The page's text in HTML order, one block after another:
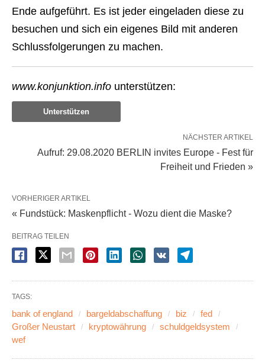
Ende aufgeführt. Es ist jeder eingeladen diese zu
besuchen und sich ein eigenes Bild mit anderen
Schlussfolgerungen zu machen.
www.konjunktion.info unterstützen:
Unterstützen
NÄCHSTER ARTIKEL
Aufruf: 29.08.2020 BERLIN invites Europe - Fest für
Freiheit und Frieden »
VORHERIGER ARTIKEL
« Fundstück: Maskenpflicht - Wozu dient die Maske?
BEITRAG TEILEN
TAGS:
bank of england bargeldabschaffung biz
fed
Großer Neustart
kryptowährung
schuldgeldsystem
wef